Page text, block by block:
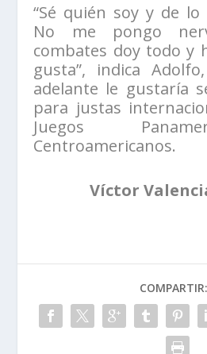
“Sé quién soy y de lo
No me pongo
combates doy todo y
gusta”, indica
adelante le gustaría
para justas
Juegos
Centroamericanos.
Víctor
COMPARTIR: